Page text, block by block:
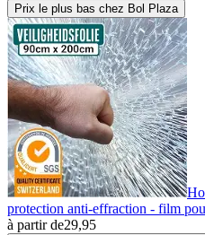
Prix le plus bas chez Bol Plaza
protection anti-effraction - film
à partir de29,95